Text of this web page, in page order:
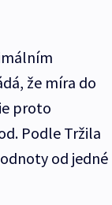
že míra do
proto
Podle Tržila
od jedné